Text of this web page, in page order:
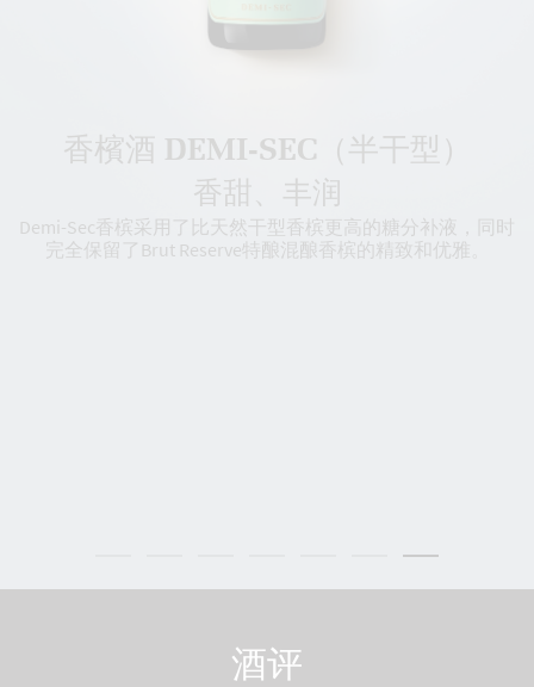
香檳酒 DEMI-SEC（半干型）
香甜、丰润
Demi-Sec香槟采用了比天然干型香槟更高的糖分补液，同时
完全保留了Brut Reserve特酿混酿香槟的精致和优雅。
酒评